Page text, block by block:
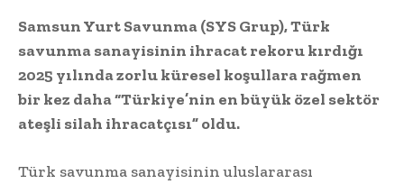
Samsun Yurt Savunma (SYS Grup), Türk
savunma sanayisinin ihracat rekoru kırdığı
2025 yılında zorlu küresel koşullara rağmen
bir kez daha “Türkiye’nin en büyük özel sektör
ateşli silah ihracatçısı” oldu.
Türk savunma sanayisinin uluslararası